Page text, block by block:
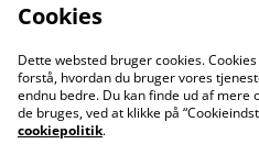
Cookies
Dette websted bruger cookies.
forstå, hvordan du bruger vores
endnu bedre. Du kan finde ud af mere
de bruges, ved at klikke på
cookiepolitik.